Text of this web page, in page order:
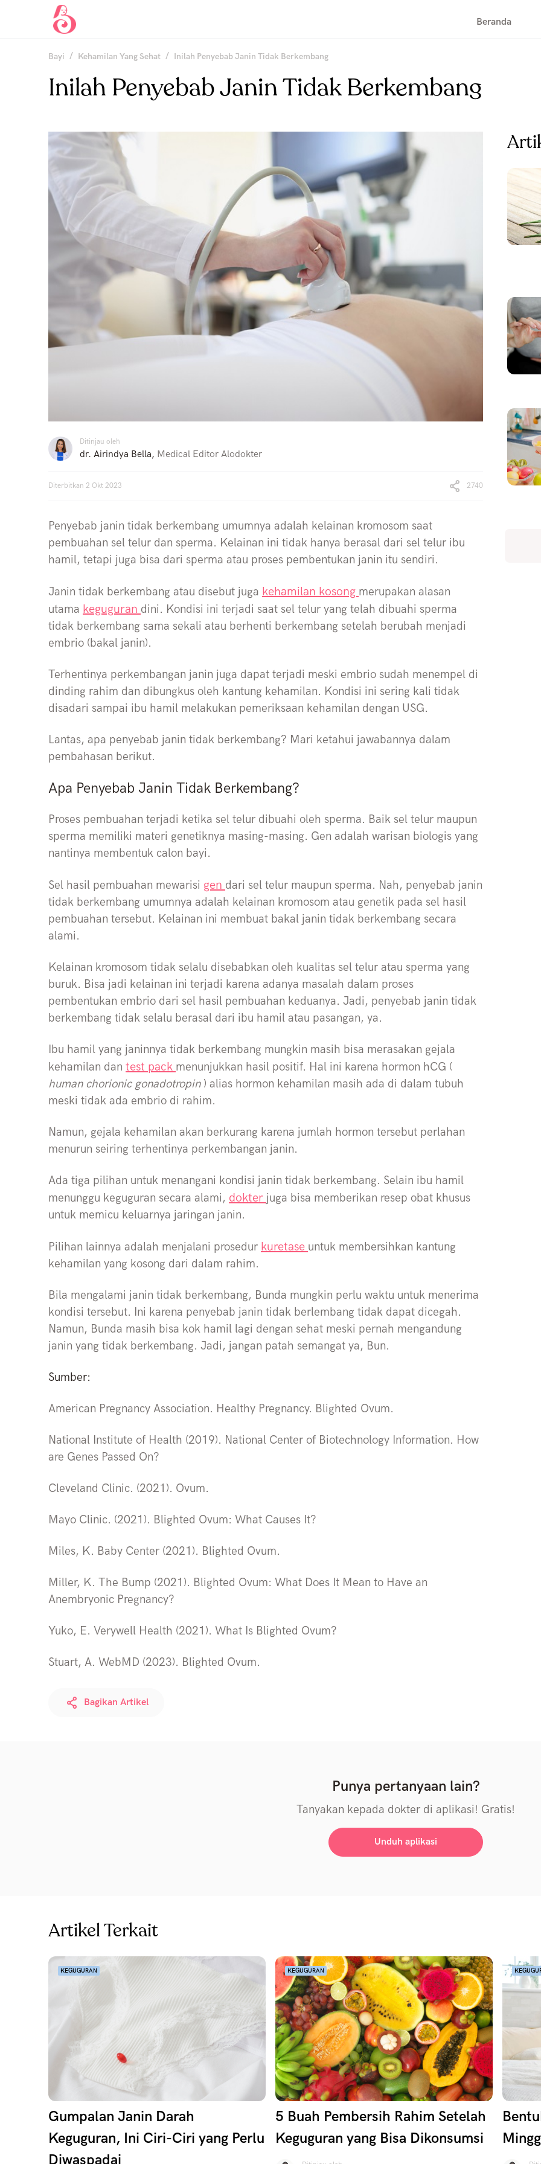
Beranda
Bayi / Kehamilan Yang Sehat / Inilah Penyebab Janin Tidak Berkembang
Inilah Penyebab Janin Tidak Berkembang
Ditinjau oleh
dr. Airindya Bella, Medical Editor Alodokter
Diterbitkan 2 Okt 2023 2740
Penyebab janin tidak berkembang umumnya adalah kelainan kromosom saat
pembuahan sel telur dan sperma. Kelainan ini tidak hanya berasal dari sel telur ibu
hamil, tetapi juga bisa dari sperma atau proses pembentukan janin itu sendiri.
Janin tidak berkembang atau disebut juga kehamilan kosong merupakan alasan
utama keguguran dini. Kondisi ini terjadi saat sel telur yang telah dibuahi sperma
tidak berkembang sama sekali atau berhenti berkembang setelah berubah menjadi
embrio (bakal janin).
Terhentinya perkembangan janin juga dapat terjadi meski embrio sudah menempel di
dinding rahim dan dibungkus oleh kantung kehamilan. Kondisi ini sering kali tidak
disadari sampai ibu hamil melakukan pemeriksaan kehamilan dengan USG.
Lantas, apa penyebab janin tidak berkembang? Mari ketahui jawabannya dalam
pembahasan berikut.
Apa Penyebab Janin Tidak Berkembang?
Proses pembuahan terjadi ketika sel telur dibuahi oleh sperma. Baik sel telur maupun
sperma memiliki materi genetiknya masing-masing. Gen adalah warisan biologis yang
nantinya membentuk calon bayi.
Sel hasil pembuahan mewarisi gen dari sel telur maupun sperma. Nah, penyebab janin
tidak berkembang umumnya adalah kelainan kromosom atau genetik pada sel hasil
pembuahan tersebut. Kelainan ini membuat bakal janin tidak berkembang secara
alami.
Kelainan kromosom tidak selalu disebabkan oleh kualitas sel telur atau sperma yang
buruk. Bisa jadi kelainan ini terjadi karena adanya masalah dalam proses
pembentukan embrio dari sel hasil pembuahan keduanya. Jadi, penyebab janin tidak
berkembang tidak selalu berasal dari ibu hamil atau pasangan, ya.
Ibu hamil yang janinnya tidak berkembang mungkin masih bisa merasakan gejala
kehamilan dan test pack menunjukkan hasil positif. Hal ini karena hormon hCG (
human chorionic gonadotropin ) alias hormon kehamilan masih ada di dalam tubuh
meski tidak ada embrio di rahim.
Namun, gejala kehamilan akan berkurang karena jumlah hormon tersebut perlahan
menurun seiring terhentinya perkembangan janin.
Ada tiga pilihan untuk menangani kondisi janin tidak berkembang. Selain ibu hamil
menunggu keguguran secara alami, dokter juga bisa memberikan resep obat khusus
untuk memicu keluarnya jaringan janin.
Pilihan lainnya adalah menjalani prosedur kuretase untuk membersihkan kantung
kehamilan yang kosong dari dalam rahim.
Bila mengalami janin tidak berkembang, Bunda mungkin perlu waktu untuk menerima
kondisi tersebut. Ini karena penyebab janin tidak berlembang tidak dapat dicegah.
Namun, Bunda masih bisa kok hamil lagi dengan sehat meski pernah mengandung
janin yang tidak berkembang. Jadi, jangan patah semangat ya, Bun.
Sumber:
American Pregnancy Association. Healthy Pregnancy. Blighted Ovum.
National Institute of Health (2019). National Center of Biotechnology Information. How
are Genes Passed On?
Cleveland Clinic. (2021). Ovum.
Mayo Clinic. (2021). Blighted Ovum: What Causes It?
Miles, K. Baby Center (2021). Blighted Ovum.
Miller, K. The Bump (2021). Blighted Ovum: What Does It Mean to Have an
Anembryonic Pregnancy?
Yuko, E. Verywell Health (2021). What Is Blighted Ovum?
Stuart, A. WebMD (2023). Blighted Ovum.
Bagikan Artikel
Punya pertanyaan lain?
Tanyakan kepada dokter di aplikasi! Gratis!
Unduh aplikasi
Artikel Terkait
KEGUGURAN
Gumpalan Janin Darah
Keguguran, Ini Ciri-Ciri yang Perlu
Diwaspadai
KEGUGURAN
5 Buah Pembersih Rahim Setelah
Keguguran yang Bisa Dikonsumsi